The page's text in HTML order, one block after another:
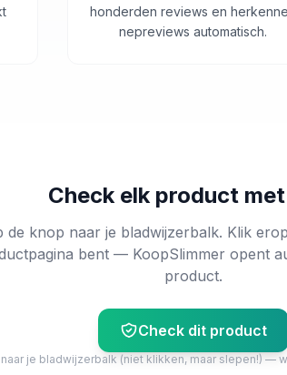
honderden reviews en
nepreviews automatisch.
Check elk product met
de knop naar je bladwijzerbalk. Klik
bent — KoopSlimmer opent
product.
Check dit product
je bladwijzerbalk (niet klikken, maar slepen!) —